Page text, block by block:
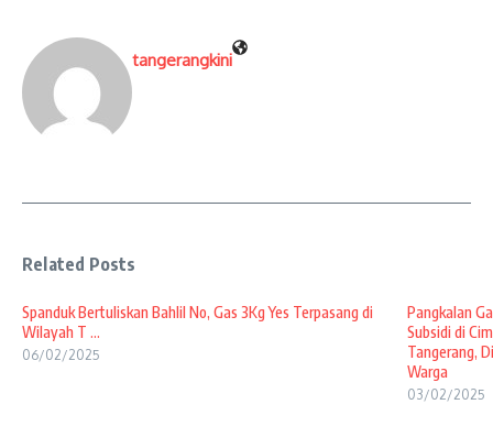
tangerangkini
Related Posts
Spanduk Bertuliskan Bahlil No, Gas 3Kg Yes Terpasang di
Wilayah T ...
06/02/2025
Pangkalan
Subsidi di
Tangerang,
Warga
03/02/2025